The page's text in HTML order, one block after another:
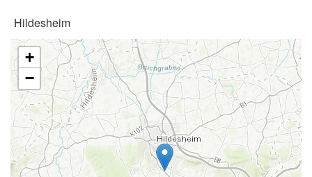
Hildesheim
+
−